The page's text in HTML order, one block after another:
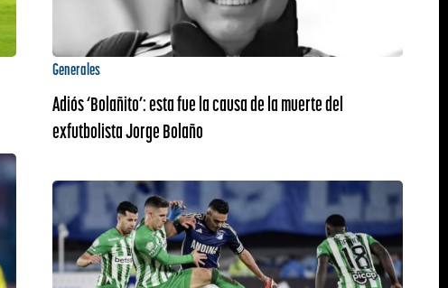
Generales
Adiós ‘Bolañito’: esta fue la causa de la muerte del
exfutbolista Jorge Bolaño